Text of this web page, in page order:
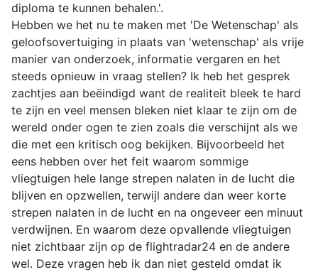
diploma te kunnen behalen.'.
Hebben we het nu te maken met 'De Wetenschap' als
geloofsovertuiging in plaats van 'wetenschap' als vrije
manier van onderzoek, informatie vergaren en het
steeds opnieuw in vraag stellen? Ik heb het gesprek
zachtjes aan beëindigd want de realiteit bleek te hard
te zijn en veel mensen bleken niet klaar te zijn om de
wereld onder ogen te zien zoals die verschijnt als we
die met een kritisch oog bekijken. Bijvoorbeeld het
eens hebben over het feit waarom sommige
vliegtuigen hele lange strepen nalaten in de lucht die
blijven en opzwellen, terwijl andere dan weer korte
strepen nalaten in de lucht en na ongeveer een minuut
verdwijnen. En waarom deze opvallende vliegtuigen
niet zichtbaar zijn op de flightradar24 en de andere
wel. Deze vragen heb ik dan niet gesteld omdat ik